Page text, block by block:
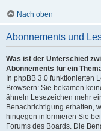
Nach oben
Abonnements und
Was ist der Unterschied
Abonnements für ein
In phpBB 3.0 funktionierten
Browsern: Sie bekamen
ähneln Lesezeichen mehr
Benachrichtigung erhalten,
hingegen informieren Sie
Forums des Boards. Die